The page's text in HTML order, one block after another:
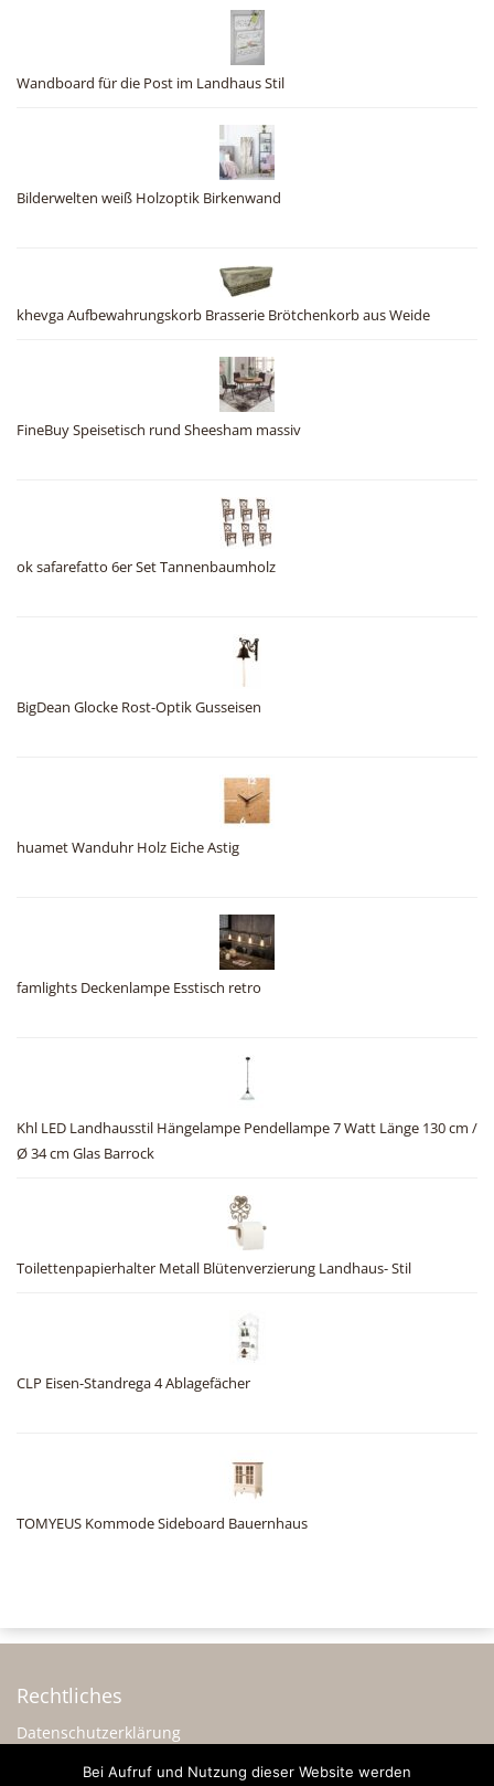
Wandboard für die Post im Landhaus Stil
Bilderwelten weiß Holzoptik Birkenwand
khevga Aufbewahrungskorb Brasserie Brötchenkorb aus Weide
FineBuy Speisetisch rund Sheesham massiv
ok safarefatto 6er Set Tannenbaumholz
BigDean Glocke Rost-Optik Gusseisen
huamet Wanduhr Holz Eiche Astig
famlights Deckenlampe Esstisch retro
Khl LED Landhausstil Hängelampe Pendellampe 7 Watt Länge 130 cm /
Ø 34 cm Glas Barrock
Toilettenpapierhalter Metall Blütenverzierung Landhaus- Stil
CLP Eisen-Standrega 4 Ablagefächer
TOMYEUS Kommode Sideboard Bauernhaus
Rechtliches
Datenschutzerklärung
ImpressumBei Aufruf und Nutzung dieser Website werden